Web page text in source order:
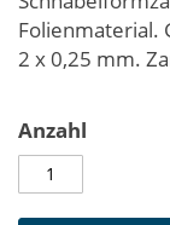
Folienmaterial.
2 x 0,25 mm.
Anzahl